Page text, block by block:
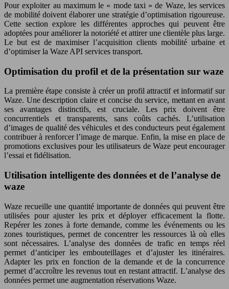
Pour exploiter au maximum le « mode taxi » de Waze, les services
de mobilité doivent élaborer une stratégie d’optimisation rigoureuse.
Cette section explore les différentes approches qui peuvent être
adoptées pour améliorer la notoriété et attirer une clientèle plus large.
Le but est de maximiser l’acquisition clients mobilité urbaine et
d’optimiser la Waze API services transport.
Optimisation du profil et de la présentation sur waze
La première étape consiste à créer un profil attractif et informatif sur
Waze. Une description claire et concise du service, mettant en avant
ses avantages distinctifs, est cruciale. Les prix doivent être
concurrentiels et transparents, sans coûts cachés. L’utilisation
d’images de qualité des véhicules et des conducteurs peut également
contribuer à renforcer l’image de marque. Enfin, la mise en place de
promotions exclusives pour les utilisateurs de Waze peut encourager
l’essai et fidélisation.
Utilisation intelligente des données et de l’analyse de
waze
Waze recueille une quantité importante de données qui peuvent être
utilisées pour ajuster les prix et déployer efficacement la flotte.
Repérer les zones à forte demande, comme les événements ou les
zones touristiques, permet de concentrer les ressources là où elles
sont nécessaires. L’analyse des données de trafic en temps réel
permet d’anticiper les embouteillages et d’ajuster les itinéraires.
Adapter les prix en fonction de la demande et de la concurrence
permet d’accroître les revenus tout en restant attractif. L’analyse des
données permet une augmentation réservations Waze.